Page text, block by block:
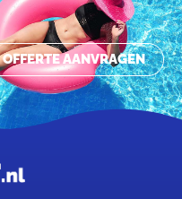
OFFERTE AANVRAGEN